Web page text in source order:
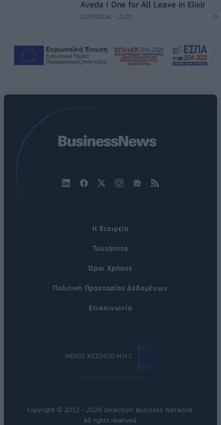
Aveda I One for All Leave in Elixir
22/07/2026 - 13:20
Η Εταιρεία
Ταυτότητα
Όροι Χρήσης
Πολιτική Προστασίας Δεδομένων
Επικοινωνία
ΜΕΛΟΣ #232470 Μ.Η.Τ.
Copyright © 2012 - 2026 Direction Business Network
All rights reserved.